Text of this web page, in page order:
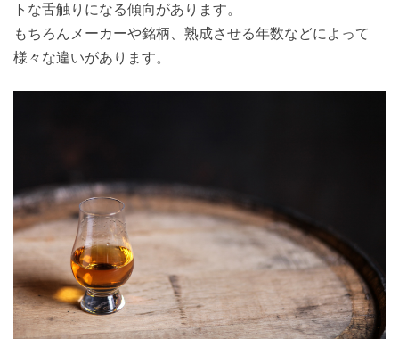
トな舌触りになる傾向があります。
もちろんメーカーや銘柄、熟成させる年数などによって
様々な違いがあります。